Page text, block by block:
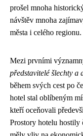
prošel mnoha
návštěv mnoha
města i celého regionu.
Mezi prvními
představitelé šlechty a
během svých cest po
hotel stal oblíbeným
kteří oceňovali
Prostory hotelu hostily